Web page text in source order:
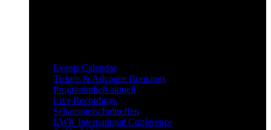
Events Calendar
Tickets & Advance Bookings
Programmheft aktuell
Live Recordings
Schauspielschultreffen
EWK International Conference